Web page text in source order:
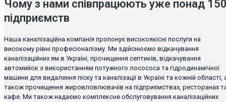
Чому з нами співпрацюють уже понад
підприємств
Наша каналізаційна компанія пропонує високоякісні послуги на
високому рівні професіоналізму. Ми здійснюємо відкачування
каналізаційних ям в Україні, прочищення септиків, відкачування
автомийок з використанням потужного лосососа та гідродинамічної
машини для видалення піску та каналізації в Україні та кожній області,
також прочищення жировловлювачів на підприємствах, ресторанах
кафе. Ми також надаємо комплексне обслуговування каналізаційних